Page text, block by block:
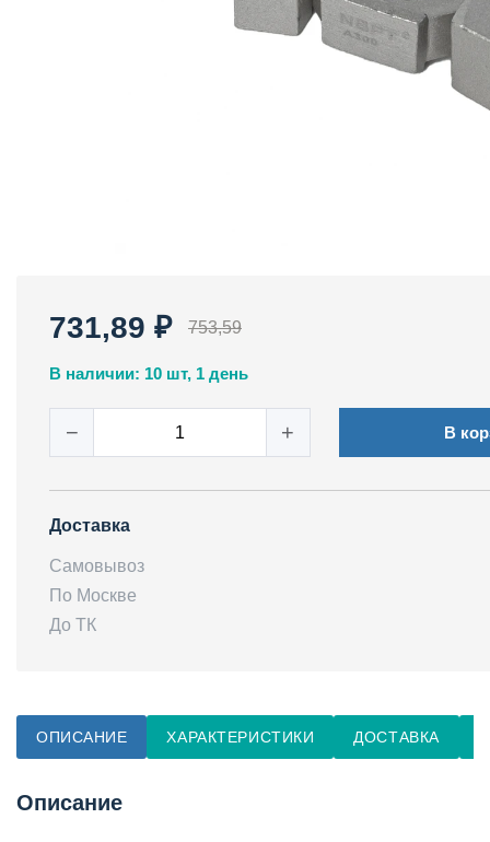
731,89 ₽ 753,59
В наличии: 10 шт, 1 день
− + В
Доставка
Самовывоз
По Москве
До ТК
ОПИСАНИЕ ХАРАКТЕРИСТИКИ ДОСТАВКА
Описание